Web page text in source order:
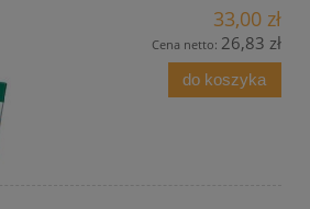
33,00 zł
Cena netto: 26,83 zł
do koszyka